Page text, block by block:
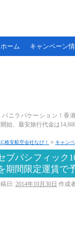
ホーム キャンペーン
バニラバケーション！香
始、最安旅行代金は
格安航空会社なび！ > キャン
ブパシフィック
期間限定運賃で
日: 2014年10月30日 作成